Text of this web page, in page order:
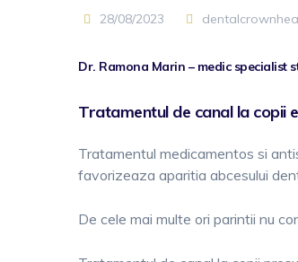
28/08/2023
Dr. Ramona Marin – medic specialist
Tratamentul de canal la copii
Tratamentul medicamentos si
favorizeaza aparitia abcesului
De cele mai multe ori parintii nu